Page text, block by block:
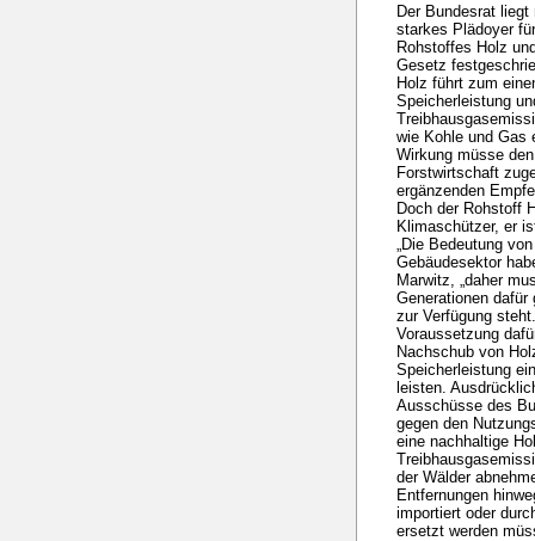
Der Bundesrat
starkes Plädoyer
Rohstoffes Holz
Gesetz
Holz führt zum
Speicherleistung
wie Kohle und Gas
Wirkung müsse
Forstwirtschaft
ergänzenden
Doch der Rohstoff
Klimaschützer, er
„Die Bedeutung
Gebäudesektor
Marwitz, „daher
Generationen
zur Verfügung
Voraussetzung
Nachschub von
Speicherleistung
leisten.
Ausschüsse des
gegen den
eine nachhaltige
der Wälder
Entfernungen
importiert oder
ersetzt werden